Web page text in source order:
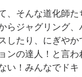
、そんな道化師
らジャグリング
したり、にぎや
ンの達人！と言
い！みんなでド